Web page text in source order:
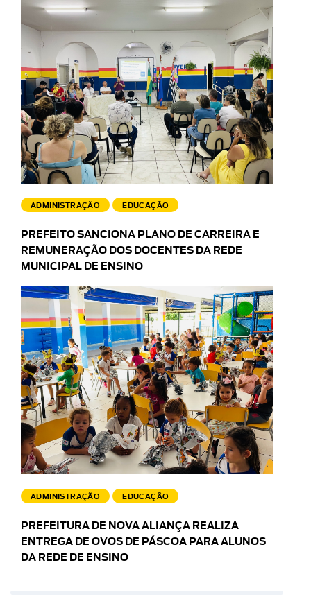
ADMINISTRAÇÃO EDUCAÇÃO
PREFEITO SANCIONA PLANO DE CARREIRA E
REMUNERAÇÃO DOS DOCENTES DA REDE
MUNICIPAL DE ENSINO
ADMINISTRAÇÃO EDUCAÇÃO
PREFEITURA DE NOVA ALIANÇA REALIZA
ENTREGA DE OVOS DE PÁSCOA PARA ALUNOS
DA REDE DE ENSINO